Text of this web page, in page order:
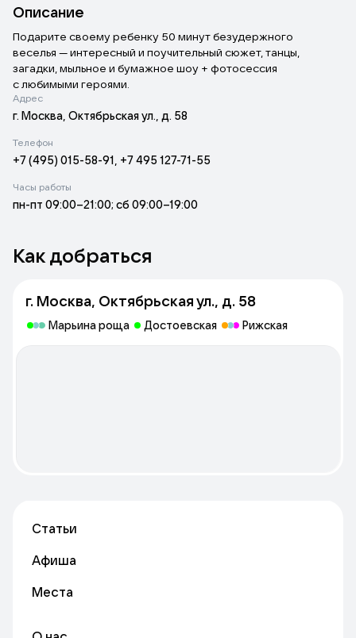
Описание
Подарите своему ребенку 50 минут безудержного
веселья — интересный и поучительный сюжет, танцы,
загадки, мыльное и бумажное шоу + фотосессия
с любимыми героями.
Адрес
г. Москва, Октябрьская ул., д. 58
Телефон
+7 (495) 015-58-91, +7 495 127-71-55
Часы работы
пн-пт 09:00–21:00; сб 09:00–19:00
Как добраться
г. Москва, Октябрьская ул., д. 58
Марьина роща Достоевская Рижская
Статьи
Афиша
Места